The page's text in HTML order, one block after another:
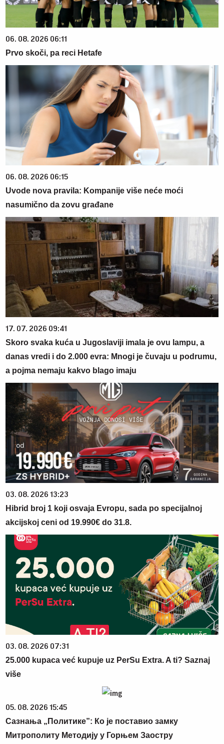
06. 08. 2026 06:11
Prvo skoči, pa reci Hetafe
06. 08. 2026 06:15
Uvode nova pravila: Kompanije više neće moći
nasumično da zovu građane
17. 07. 2026 09:41
Skoro svaka kuća u Jugoslaviji imala je ovu lampu, a
danas vredi i do 2.000 evra: Mnogi je čuvaju u podrumu,
a pojma nemaju kakvo blago imaju
03. 08. 2026 13:23
Hibrid broj 1 koji osvaja Evropu, sada po specijalnoj
akcijskoj ceni od 19.990€ do 31.8.
03. 08. 2026 07:31
25.000 kupaca već kupuje uz PerSu Extra. A ti? Saznaj
više
05. 08. 2026 15:45
Сазнања „Политике”: Ко је поставио замку
Митрополиту Методију у Горњем Заостру